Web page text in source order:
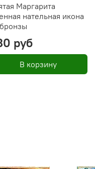
Маргарита
нательная икона
руб
В корзину